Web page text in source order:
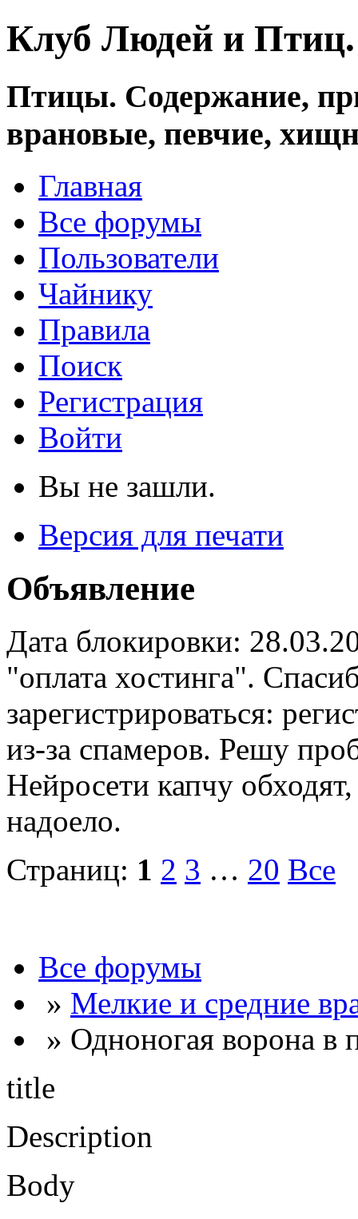
Клуб Людей и
Птицы. Содержание,
врановые, певчие,
Главная
Все форумы
Пользователи
Чайнику
Правила
Поиск
Регистрация
Войти
Вы не зашли.
Версия для печати
Объявление
Дата блокировки:
"оплата хостинга".
зарегистрироваться:
из-за спамеров. Решу
Нейросети капчу
надоело.
Страниц: 1 2 3 … 20 Все
Все форумы
» Мелкие и средние
» Одноногая ворона в
title
Description
Body